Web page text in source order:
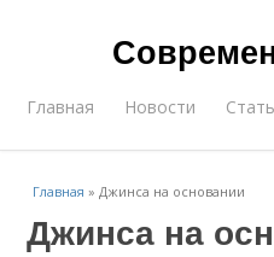
Главная Новости
Главная »Джинса на основании
Джинса на